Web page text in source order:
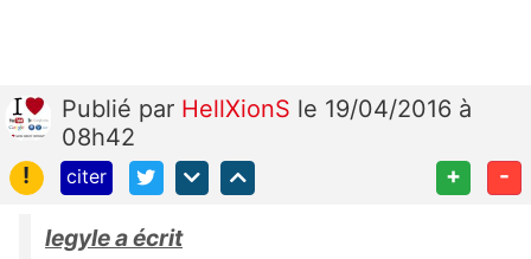
Publié par HellXionS le 19/04/2016 à
08h42
!
citer + -
legyle a écrit